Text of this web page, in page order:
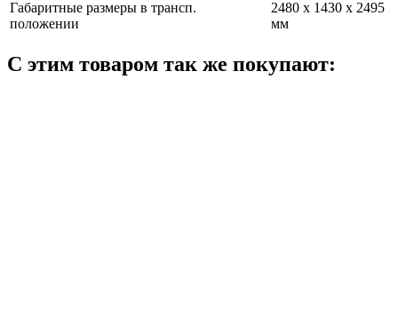
Габаритные размеры в трансп.
положении
2480 х 1430 х 2495
мм
С этим товаром так же покупают: